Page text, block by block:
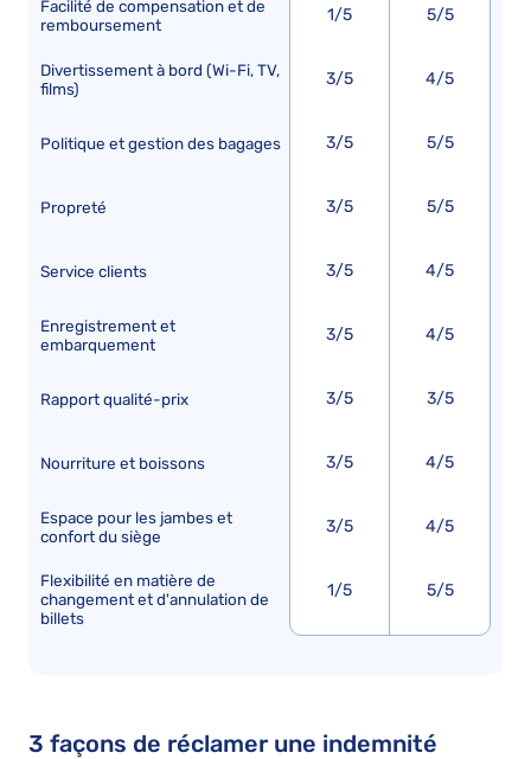
Facilité de compensation et de
remboursement
Divertissement à bord (Wi-Fi, TV,
films)
Politique et gestion des bagages
Propreté
Service clients
Enregistrement et
embarquement
Rapport qualité-prix
Nourriture et boissons
Espace pour les jambes et
confort du siège
Flexibilité en matière de
changement et d'annulation de
billets
1/5
3/5
3/5
3/5
3/5
3/5
3/5
3/5
3/5
1/5
5/5
4/5
5/5
5/5
4/5
4/5
3/5
4/5
4/5
5/5
3 façons de réclamer une indemnité